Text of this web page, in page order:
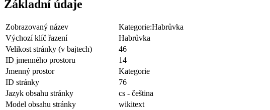
Základní údaje
Zobrazovaný název
Kategorie:Habrůvka
Výchozí klíč řazení
Habrůvka
Velikost stránky (v bajtech)
46
ID jmenného prostoru
14
Jmenný prostor
Kategorie
ID stránky
76
Jazyk obsahu stránky
cs - čeština
Model obsahu stránky
wikitext